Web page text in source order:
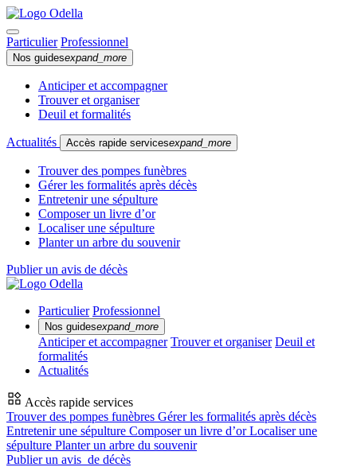
Particulier Professionnel
Nos guidesexpand_more
Anticiper et accompagner
Trouver et organiser
Deuil et formalités
Actualités Accès rapide servicesexpand_more
Trouver des pompes funèbres
Gérer les formalités après décès
Entretenir une sépulture
Composer un livre d’or
Localiser une sépulture
Planter un arbre du souvenir
Publier un avis de décès
Particulier Professionnel
Nos guidesexpand_more
Anticiper et accompagner Trouver et organiser Deuil et
formalités
Actualités
Accès rapide services
Trouver des pompes funèbres Gérer les formalités après décès
Entretenir une sépulture Composer un livre d’orLocaliser une
sépulture Planter un arbre du souvenir
Publier un avis de décès